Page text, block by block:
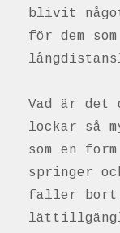
blivit
för dem
Vad är det
lockar så
som en
springer
faller